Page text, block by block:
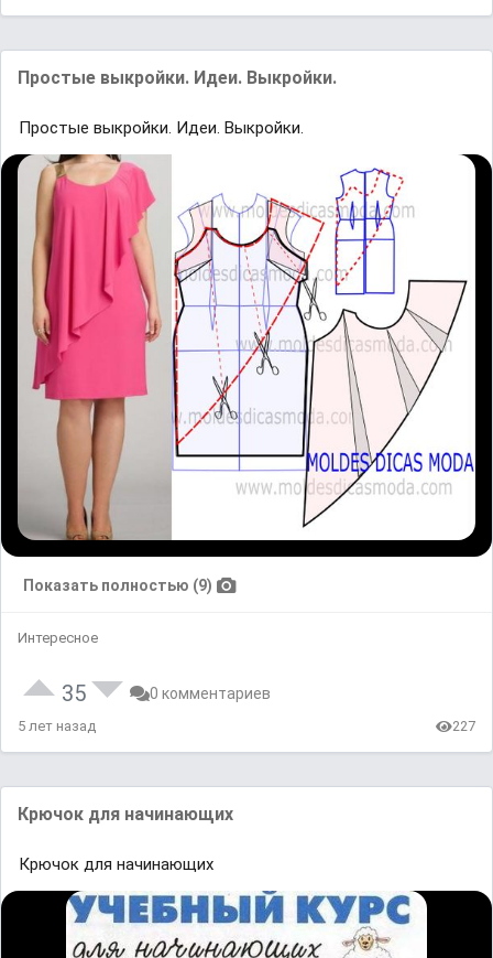
Простые выкройки. Идеи. Выкройки.
Простые выкройки. Идеи. Выкройки.
Показать полностью (9)
Интересное
35 0 комментариев
5 лет назад 227
Крючок для начинающих
Крючок для начинающих